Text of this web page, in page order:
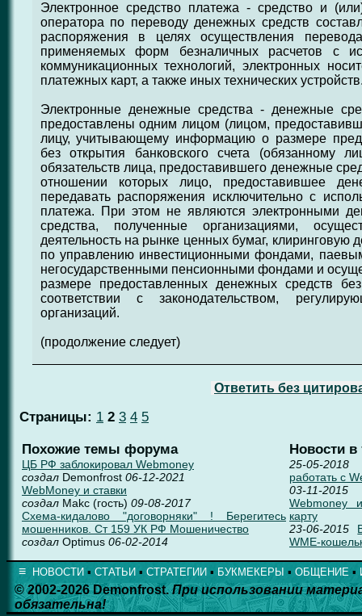
Электронное средство платежа - средство и
оператора по переводу денежных средств
распоряжения в целях осуществления
применяемых форм безналичных расчетов с
коммуникационных технологий, электронных
платежных карт, а также иных технических
Электронные денежные средства - денежные
предоставлены одним лицом (лицом,
лицу, учитывающему информацию о размере
без открытия банковского счета (обязанному
обязательств лица, предоставившего денежные
отношении которых лицо, предоставившее
передавать распоряжения исключительно с
платежа. При этом не являются электронными
средства, полученные организациями,
деятельность на рынке ценных бумаг, клиринговую
по управлению инвестиционными фондами,
негосударственными пенсионными фондами и
размере предоставленных денежных средств
соответствии с законодательством,
организаций.
(продолжение следует)
Ответить без
Страницы: 1 2 3 4 5
Похожие темы форума
ЦБ РФ заблокировал Webmoney
создал Demonfrost 06-12-2021
WebMoney и ставки
создал Makc (гость) 09-08-2017
Схема-кидалово "договорняки" ! Берегитесь
мошенников. Ст 159 УК РФ Мошеничество
создал Optimus 06-02-2014
Новости в
25-05-2018
работать с
03-11-2015
Webmoney
карту
23-06-2015
WME-
≡ НОВОСТИ ▪ СТАТЬИ ▪ СТРАТЕГИИ ▪ БУКМЕКЕРЫ ▪ ОБЩЕНИЕ ▪
© 2002-2026 Demonfrost.При использовании
обязательна!